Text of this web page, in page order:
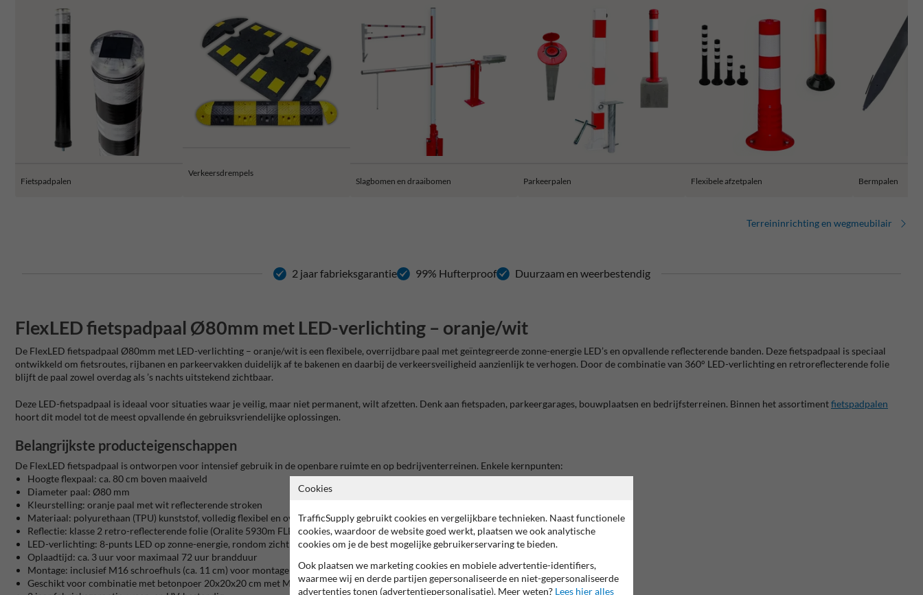
Fietspadpalen
Verkeersdrempels
Slagbomen en draaibomen Parkeerpalen Flexibele afzetpalen Bermpalen
Terreininrichting en wegmeubilair
2 jaar fabrieksgarantie 99% Hufterproof Duurzaam en weerbestendig
FlexLED fietspadpaal Ø80mm met LED-verlichting – oranje/wit
De FlexLED fietspadpaal Ø80mm met LED-verlichting – oranje/wit is een flexibele, overrijdbare paal met geïntegreerde zonne-energie LED’s en opvallende reflecterende banden. Deze fietspadpaal is speciaal
ontwikkeld om fietsroutes, rijbanen en parkeervakken duidelijk af te bakenen en daarbij de verkeersveiligheid aanzienlijk te verhogen. Door de combinatie van 360° LED-verlichting en retroreflecterende folie
blijft de paal zowel overdag als ’s nachts uitstekend zichtbaar.
Deze LED-fietspadpaal is ideaal voor situaties waar je veilig, maar niet permanent, wilt afzetten. Denk aan fietspaden, parkeergarages, bouwplaatsen en bedrijfsterreinen. Binnen het assortimentfietspadpalen
hoort dit model tot de meest opvallende én gebruiksvriendelijke oplossingen.
Belangrijkste producteigenschappen
De FlexLED fietspadpaal is ontworpen voor intensief gebruik in de openbare ruimte en op bedrijventerreinen. Enkele kernpunten:
Hoogte flexpaal: ca. 80 cm boven maaiveld
Diameter paal: Ø80 mm
Kleurstelling: oranje paal met wit reflecterende stroken
Materiaal: polyurethaan (TPU) kunststof, volledig flexibel en overrijdbaar
Reflectie: klasse 2 retro-reflecterende folie (Oralite 5930m FLEX)
LED-verlichting: 8-punts LED op zonne-energie, rondom zichtbaar
Oplaadtijd: ca. 3 uur voor maximaal 72 uur brandduur
Montage: inclusief M16 schroefhuls (ca. 11 cm) voor montage in asfalt
Geschikt voor combinatie met betonpoer 20x20x20 cm met M16-schroefdraad
Cookies
TrafficSupply gebruikt cookies en vergelijkbare technieken. Naast functionele
cookies, waardoor de website goed werkt, plaatsen we ook analytische
cookies om je de best mogelijke gebruikerservaring te bieden.
Ook plaatsen we marketing cookies en mobiele advertentie-identifiers,
waarmee wij en derde partijen gepersonaliseerde en niet-gepersonaliseerde
advertenties tonen (advertentiepersonalisatie). Meer weten? Lees hier alles